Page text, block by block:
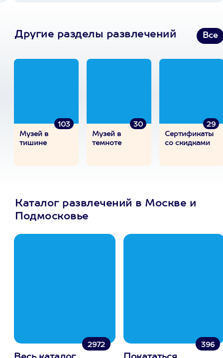
Другие разделы развлечений Все
103
Музей в
тишине
30
Музей в
темноте
29
Сертификаты
со скидками
Каталог развлечений в Москве и
Подмосковье
2972 396